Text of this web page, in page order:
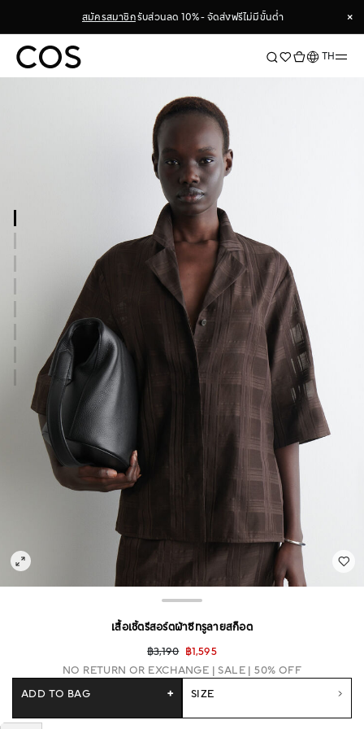
สมัครสมาชิกรับส่วนลด 10% - จัดส่งฟรีไม่มีขั้นต่ำ
×
×
ภาษาTH
เสื้อเชิ้ตรีสอร์ตผ้าซีทรูลายสก็อต
฿3,190 ฿1,595
NO RETURN OR EXCHANGE SALE | 50% OFF
SIZE
ADD TO BAG +